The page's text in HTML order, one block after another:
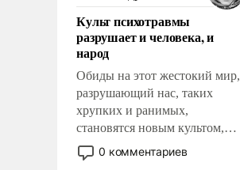
Культ психотравмы
разрушает и человека, и
народ
Обиды на этот жестокий мир,
разрушающий нас, таких
хрупких и ранимых,
становятся новым культом,
постепенно вытесняя и
отменяя традиционное
0 комментариев